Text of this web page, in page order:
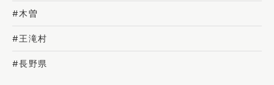
#木曽
#王滝村
#長野県